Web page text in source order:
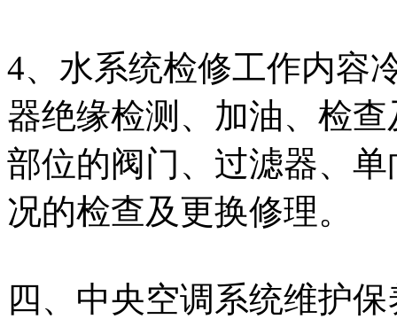
4、水系统检修工作内容
器绝缘检测、加油、检
部位的阀门、过滤器、
况的检查及更换修理。
四、中央空调系统维护